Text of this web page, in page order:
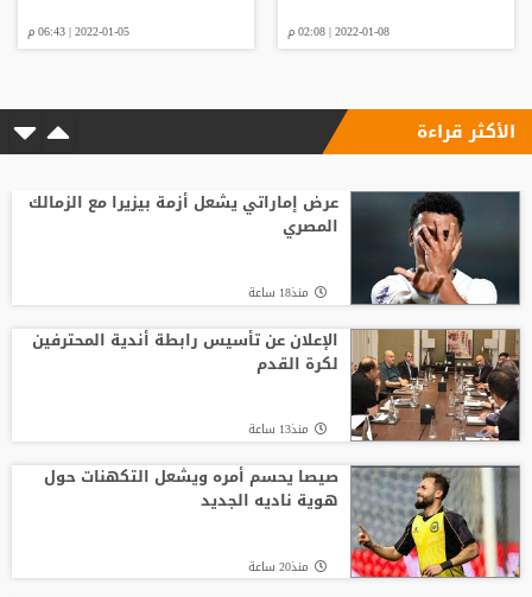
2022-01-08 | 02:08 م 2022-01-05 | 06:43 م
الأكثر قراءة
عرض إماراتي يشعل أزمة بيزيرا مع الزمالك
المصري
منذ18 ساعة
الإعلان عن تأسيس رابطة أندية المحترفين
لكرة القدم
منذ13 ساعة
صيصا يحسم أمره ويشعل التكهنات حول
هوية ناديه الجديد
منذ20 ساعة